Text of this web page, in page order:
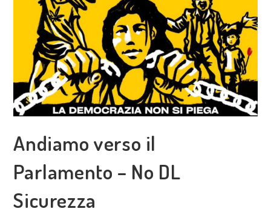
Andiamo verso il
Parlamento – No DL
Sicurezza